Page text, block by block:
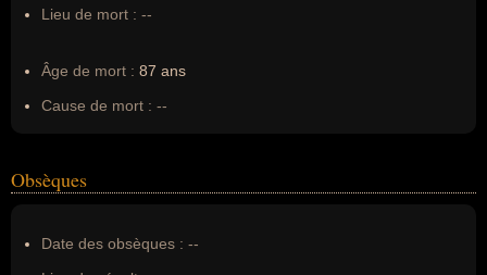
Lieu de mort : --
Âge de mort : 87 ans
Cause de mort : --
Obsèques
Date des obsèques : --